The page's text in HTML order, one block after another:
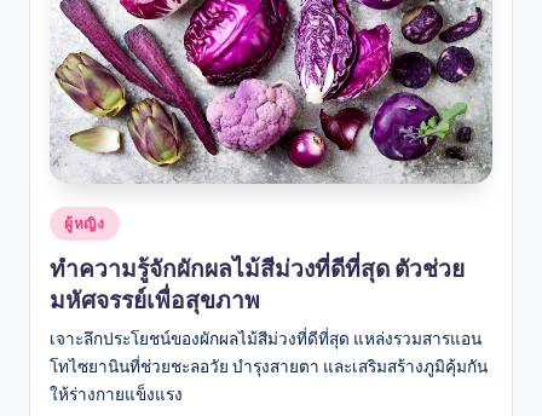
Posted
in
ผู้หญิง
ทำความรู้จักผักผลไม้สีม่วงที่ดีที่สุด ตัวช่วย
มหัศจรรย์เพื่อสุขภาพ
เจาะลึกประโยชน์ของผักผลไม้สีม่วงที่ดีที่สุด แหล่งรวมสารแอน
โทไซยานินที่ช่วยชะลอวัย บำรุงสายตา และเสริมสร้างภูมิคุ้มกัน
ให้ร่างกายแข็งแรง